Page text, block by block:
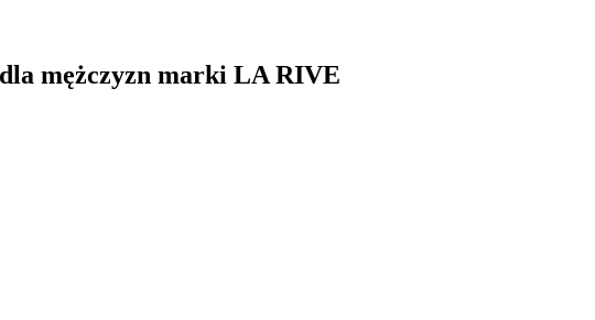
mężczyzn marki LA RIVE